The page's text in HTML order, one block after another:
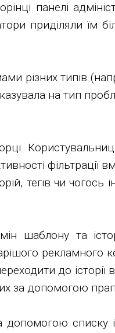
панелі
приділяли їм
різних типів
на тип
фільтрації
тегів чи
шаблону та
до історії
за допомогою
списку